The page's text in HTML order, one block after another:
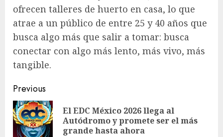
ofrecen talleres de huerto en casa, lo que
atrae a un público de entre 25 y 40 años que
busca algo más que salir a tomar: busca
conectar con algo más lento, más vivo, más
tangible.
Post
navigation
Previous
El EDC México 2026 llega al
Autódromo y promete ser el más
grande hasta ahora